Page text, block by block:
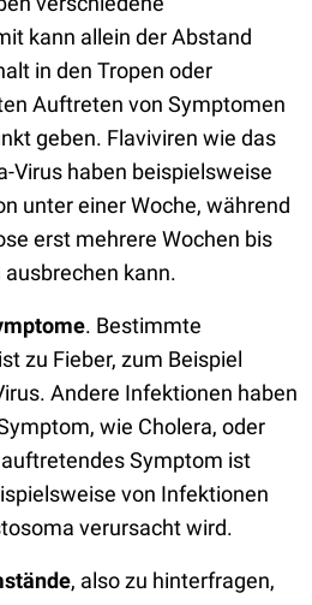
kann allein der Abstand
in den Tropen oder
Auftreten von Symptomen
geben. Flaviviren wie das
Virus haben beispielsweise
unter einer Woche, während
erst mehrere Wochen bis
kann.
. Bestimmte
zu Fieber, zum Beispiel
Andere Infektionen haben
wie Cholera, oder
Symptom ist
von Infektionen
verursacht wird.
, also zu hinterfragen,